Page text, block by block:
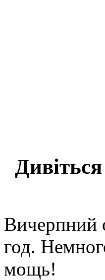
Вичерпний
год.
мощь!